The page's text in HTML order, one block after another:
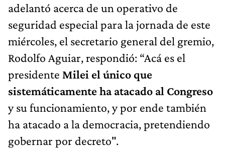
adelantó acerca de un operativo de
seguridad especial para la jornada de este
miércoles, el secretario general del gremio,
Rodolfo Aguiar, respondió: “Acá es el
presidente Milei el único que
sistemáticamente ha atacado al Congreso
y su funcionamiento, y por ende también
ha atacado a la democracia, pretendiendo
gobernar por decreto".